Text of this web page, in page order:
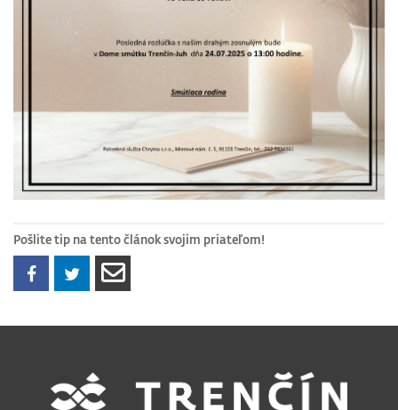
Pošlite tip na tento článok svojim priateľom!